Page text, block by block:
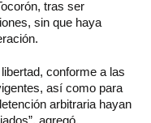
tras ser
sin que haya
conforme a las
así como para
arbitraria hayan